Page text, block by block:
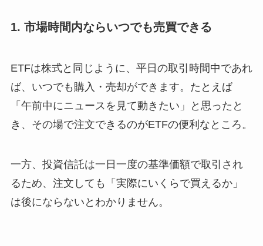
1. 市場時間内ならいつでも売買できる
ETFは株式と同じように、平日の取引時間中であれ
ば、いつでも購入・売却ができます。たとえば
「午前中にニュースを見て動きたい」と思ったと
き、その場で注文できるのがETFの便利なところ。
一方、投資信託は一日一度の基準価額で取引され
るため、注文しても「実際にいくらで買えるか」
は後にならないとわかりません。